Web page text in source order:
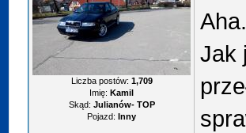
Liczba postów: 1,709
Imię: Kamil
Skąd: Julianów- TOP
Pojazd: Inny
Jak